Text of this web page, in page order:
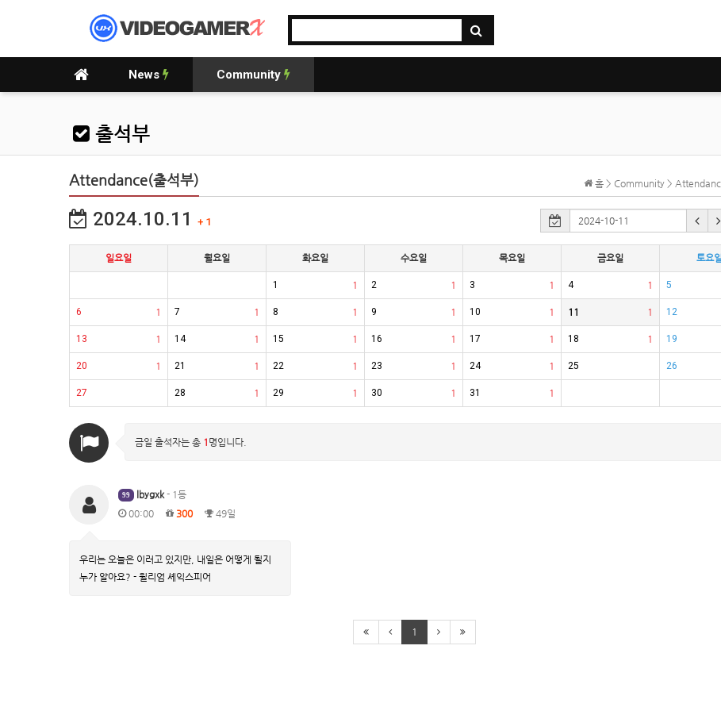
News Community
출석부
홈 > Community >
Attendance(출석부)
2024.10.11 + 1
일요일 월요일 화요일 수요일 목요일 금요일 토요
1
1 1
2 1
3 1
4 5
1
6 1
7 1
8 1
9 1
10 1
11 12
1
13 1
14 1
15 1
16 1
17 1
18 19
1
20 1
21 1
22 1
23 1
24 25 26
27 1
28 1
29 1
30 1
31
금일 출석자는 총 1 명입니다.
99 lbygxk - 1등
00:00
300 49일
우리는 오늘은 이러고 있지만, 내일은 어떻게 될지
누가 알아요? - 윌리엄 셰익스피어
1